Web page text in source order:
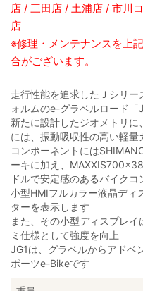
店 / 三田店 / 土浦店 / 市川
店
※修理・メンテナンスを上
合がございます。
走行性能を追求したＪシリ
ォルムのe-グラベルロード「
新たに設計したジオメトリ
には、振動吸収性の高い軽量
コンポーネントには
ーキに加え、
ドルで安定感のあるバイク
小型HMIフルカラー液晶ディ
ターを表示します
また、その小型ディスプレ
ミ仕様として強度を向上
JG1は、グラベルからアドベ
ポーツe-Bikeです